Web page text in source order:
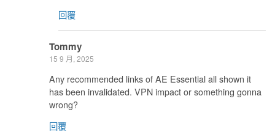
回覆
Tommy
15 9 月, 2025
Any recommended links of AE Essential all shown it
has been invalidated. VPN impact or something gonna
wrong?
回覆